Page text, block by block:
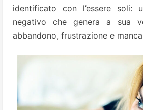
identificato con l’essere soli:
negativo che genera a sua
abbandono, frustrazione e